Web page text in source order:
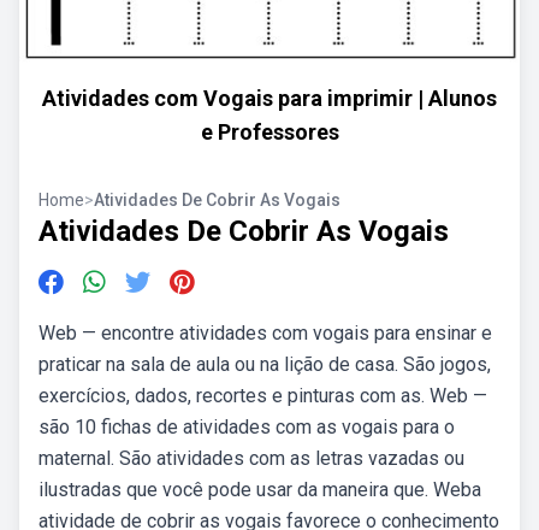
Atividades com Vogais para imprimir | Alunos
e Professores
Home>Atividades De Cobrir As Vogais
Atividades De Cobrir As Vogais
Web — encontre atividades com vogais para ensinar e
praticar na sala de aula ou na lição de casa. São jogos,
exercícios, dados, recortes e pinturas com as. Web —
são 10 fichas de atividades com as vogais para o
maternal. São atividades com as letras vazadas ou
ilustradas que você pode usar da maneira que. Weba
atividade de cobrir as vogais favorece o conhecimento